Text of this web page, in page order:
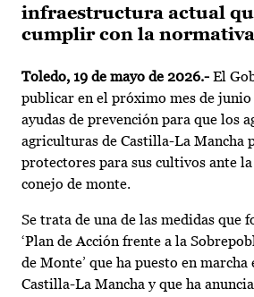
infraestructura actual
cumplir con la
Toledo, 19 de mayo de 2026.- El
publicar en el próximo mes de junio
ayudas de prevención para que los
agriculturas de Castilla-La Mancha
protectores para sus cultivos ante
conejo de monte.
Se trata de una de las medidas que
‘Plan de Acción frente a la
de Monte’ que ha puesto en
Castilla-La Mancha y que ha